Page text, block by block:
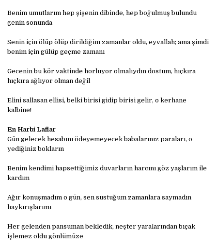
Benim umutlarım hep şişenin dibinde, hep boğulmuş bulundu
genin sonunda
Senin için ölüp ölüp dirildiğim zamanlar oldu, eyvallah; ama şimdi
benim için gülüp geçme zamanı
Gecenin bu kör vaktinde horluyor olmalıydın dostum, hıçkıra
hıçkıra ağlıyor olman değil
Elini sallasan ellisi, belki birisi gidip birisi gelir, o kerhane
kalbine!
En Harbi Laflar
Gün gelecek hesabını ödeyemeyecek babalarınız paraları, o
yediğiniz bokların
Benim kendimi hapsettiğimiz duvarların harcını göz yaşlarım ile
kardım
Ağır konuşmadım o gün, sen sustuğum zamanlara saymadın
haykırışlarımı
Her gelenden pansuman bekledik, neşter yaralarından bıçak
işlemez oldu gönlümüze